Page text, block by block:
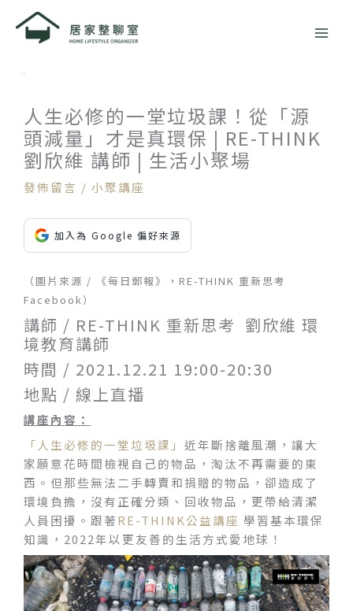
人生必修的一堂垃圾課！從「源
頭減量」才是真環保 | RE-THINK
劉欣維 講師 | 生活小聚場
發佈留言 / 小聚講座
加入為 Google 偏好來源
（圖片來源 / 《每日郵報》，RE-THINK 重新思考
Facebook）
講師 / RE-THINK 重新思考 劉欣維 環
境教育講師
時間 / 2021.12.21 19:00-20:30
地點 / 線上直播
講座內容：
「人生必修的一堂垃圾課」 近年斷捨離風潮，讓大
家願意花時間檢視自己的物品，淘汰不再需要的東
西。但那些無法二手轉賣和捐贈的物品，卻造成了
環境負擔，沒有正確分類、回收物品，更帶給清潔
人員困擾。跟著RE-THINK公益講座 學習基本環保
知識，2022年以更友善的生活方式愛地球！